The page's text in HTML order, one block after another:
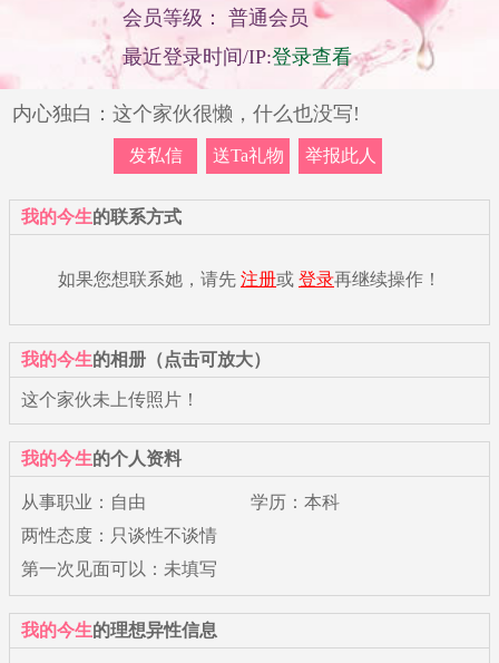
会员等级： 普通会员
最近登录时间/IP:登录查看
内心独白：这个家伙很懒，什么也没写!
发私信 送Ta礼物 举报此人
我的今生的联系方式
如果您想联系她，请先 注册或 登录再继续操作！
我的今生的相册（点击可放大）
这个家伙未上传照片！
我的今生的个人资料
从事职业：自由
学历：本科
两性态度：只谈性不谈情
第一次见面可以：未填写
我的今生的理想异性信息